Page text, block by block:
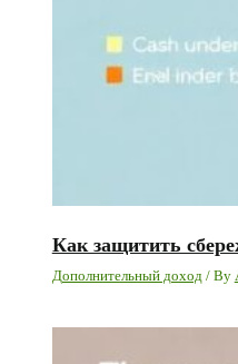
Как защитить
Дополнительный доход / By